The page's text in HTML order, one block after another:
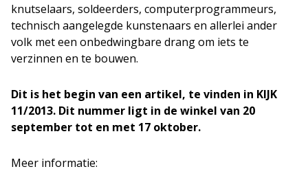
knutselaars, soldeerders, computerprogrammeurs,
technisch aangelegde kunstenaars en allerlei ander
volk met een onbedwingbare drang om iets te
verzinnen en te bouwen.
Dit is het begin van een artikel, te vinden in KIJK
11/2013. Dit nummer ligt in de winkel van 20
september tot en met 17 oktober.
Meer informatie: